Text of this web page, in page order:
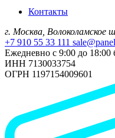
Контакты
г. Москва, Волоколамское
+7 910 55 33 111
Ежедневно с 9:00 до 18:00
ИНН 7130033754
ОГРН 1197154009601